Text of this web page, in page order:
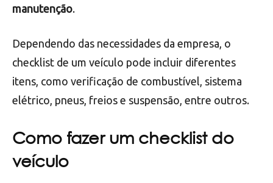
Ele é importante para
prolongar sua vida útil. E mais, o checklist pode
ajudar aprevenir acidentes e reduzir gastos com
manutenção.
checklist de um veículo pode incluir diferentes
itens, como verificação de combustível, sistema